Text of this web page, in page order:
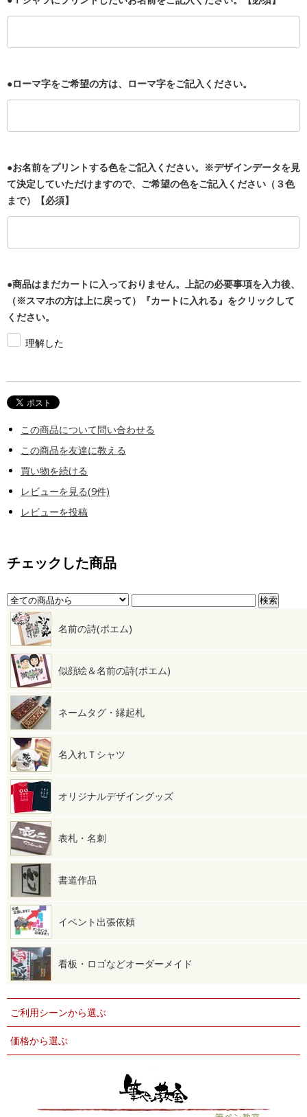
●ローマ字をご希望の方は、ローマ字をご記入ください。
●お名前をプリントする色をご記入ください。※デザインデータを見
て決定していただけますので、ご希望の色をご記入ください（３色
まで）【必須】
●商品はまだカートに入っておりません。上記の必要事項を入力後、
（※スマホの方は上に戻って）『カートに入れる』をクリックして
ください。
理解した
この商品について問い合わせる
この商品を友達に教える
買い物を続ける
レビューを見る(9件)
レビューを投稿
チェックした商品
名前の詩(ポエム)
似顔絵＆名前の詩(ポエム)
ネームタグ・縁起札
名入れＴシャツ
オリジナルデザイングッズ
表札・名刺
書道作品
イベント出張依頼
看板・ロゴなどオーダーメイド
ご利用シーンから選ぶ
価格から選ぶ